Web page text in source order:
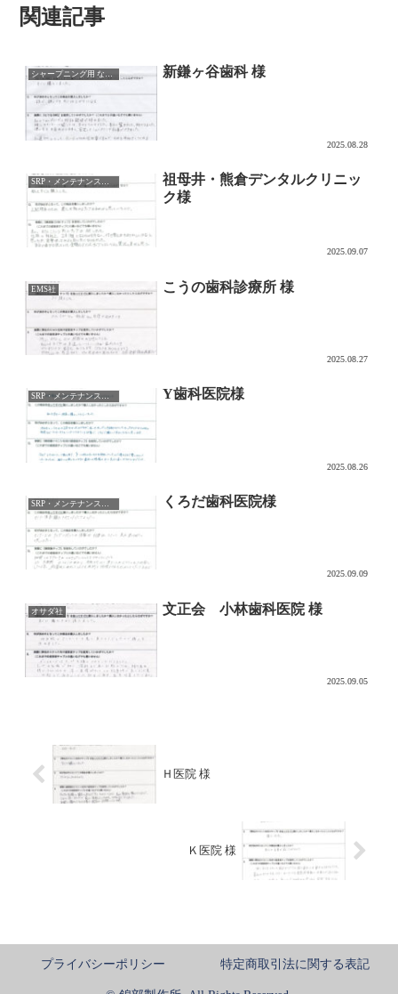
関連記事
シャープニング用 なでるDAKE 新鎌ヶ谷歯科 様
2025.08.28
祖母井・熊倉デンタルクリニッ
ク様
2025.09.07
EMS社 こうの歯科診療所 様
2025.08.27
SRP・メンテナンス用チップ Y歯科医院様
2025.08.26
SRP・メンテナンス用チップ くろだ歯科医院様
2025.09.09
オサダ社 文正会 小林歯科医院 様
2025.09.05
Ｈ医院 様
Ｋ医院 様
プライバシーポリシー 特定商取引法に関する表記